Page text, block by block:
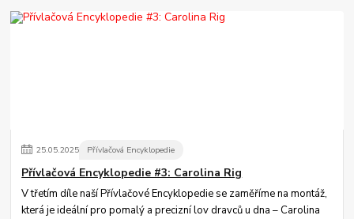
25.05.2025 Přívlačová Encyklopedie
Přívlačová Encyklopedie #3: Carolina Rig
V třetím díle naší Přívlačové Encyklopedie se zaměříme na montáž,
která je ideální pro pomalý a precizní lov dravců u dna – Carolina